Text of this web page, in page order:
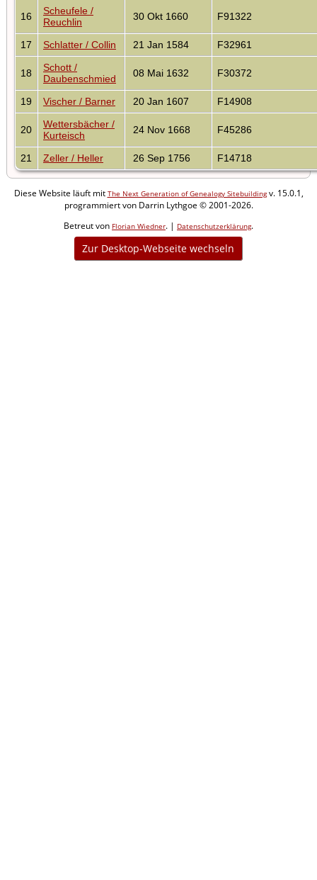
16
Scheufele /
Reuchlin
30 Okt 1660 F91322
17 Schlatter / Collin 21 Jan 1584 F32961
18
Schott /
Daubenschmied
08 Mai 1632 F30372
19 Vischer / Barner 20 Jan 1607 F14908
20
Wettersbächer /
Kurteisch
24 Nov 1668 F45286
21 Zeller / Heller 26 Sep 1756 F14718
Diese Website läuft mit The Next Generation of Genealogy Sitebuildingv. 15.0.1,
programmiert von Darrin Lythgoe © 2001-2026.
Betreut von Florian Wiedner. | Datenschutzerklärung.
Zur Desktop-Webseite wechseln